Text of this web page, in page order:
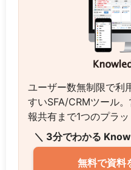
ユーザー数無制限で利
すいSFA/CRMツール
報共有まで1つのプラッ
＼ 3分でわかる
無料で資料